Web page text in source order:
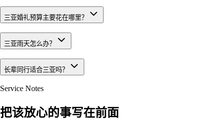
三亚婚礼预算主要花在哪里？
三亚雨天怎么办？
长辈同行适合三亚吗？
Service Notes
把该放心的事写在前面